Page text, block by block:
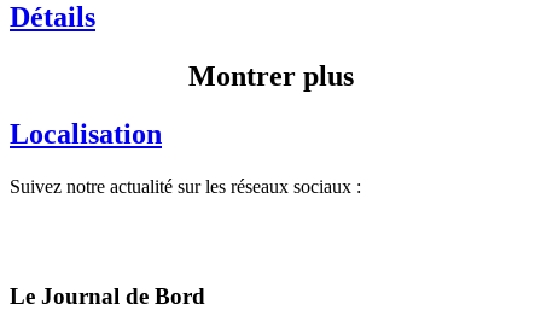
Détails
Montrer plus
Localisation
Suivez notre actualité sur les réseaux sociaux :
Le Journal de Bord